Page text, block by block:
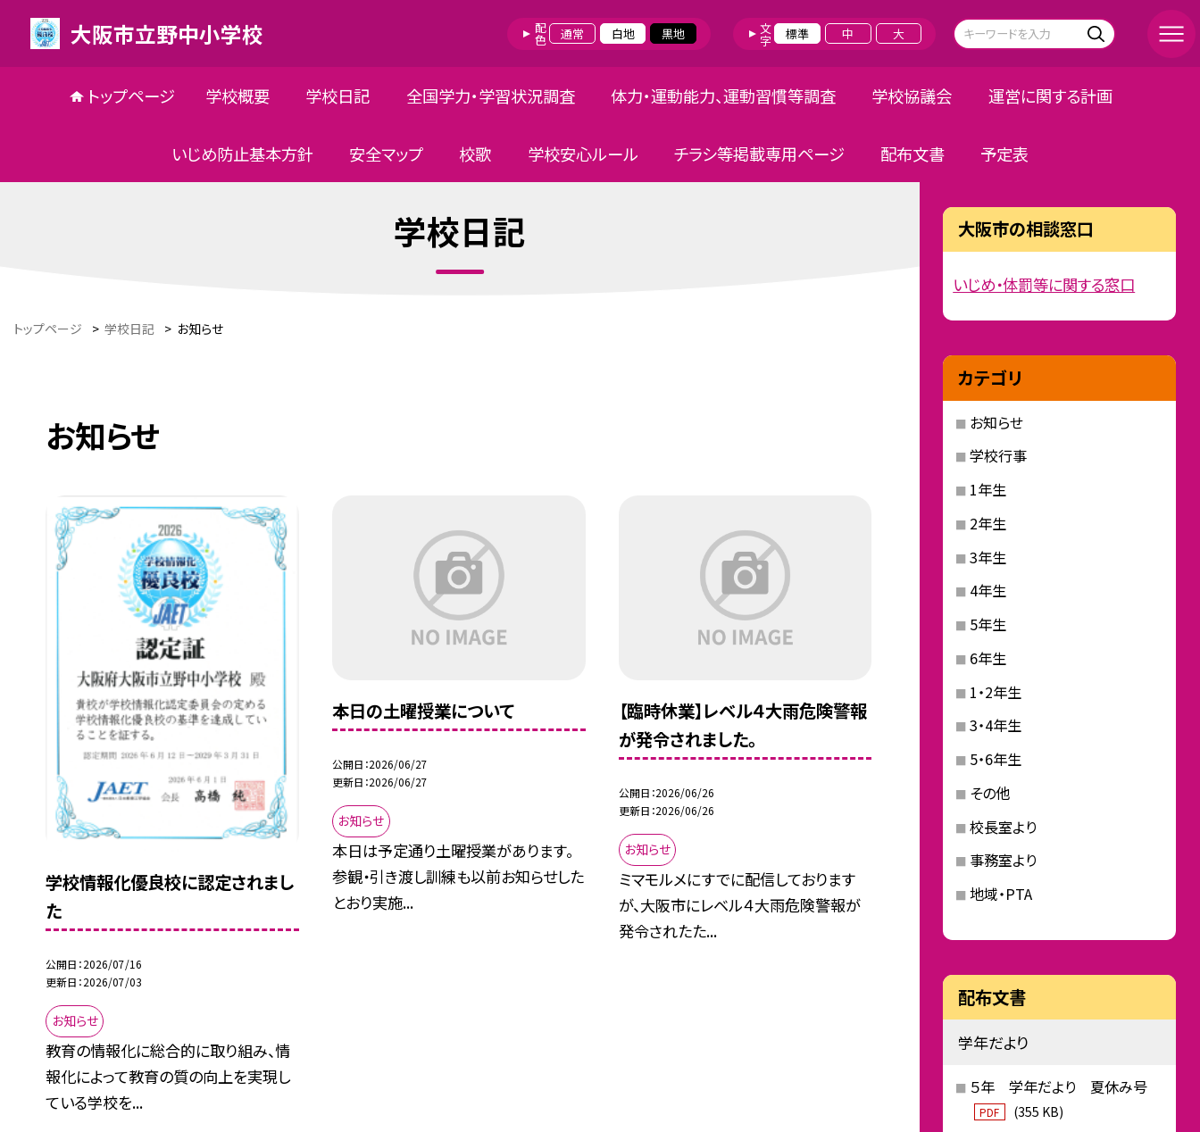
大阪市立野中小学校 配色 通常 白地 黒地 文字 標準 中 大
トップページ 学校概要 学校日記 全国学力・学習状況調査 体力・運動能力、運動習慣等調査 学校協議会 運営に関する計画
いじめ防止基本方針 安全マップ 校歌 学校安心ルール チラシ等掲載専用ページ 配布文書 予定表
学校日記
トップページ > 学校日記 > お知らせ
お知らせ
学校情報化優良校に認定されまし
た
公開日 2026/07/16
更新日 2026/07/03
お知らせ
教育の情報化に総合的に取り組み、情
報化によって教育の質の向上を実現し
ている学校を...
本日の土曜授業について
公開日 2026/06/27
更新日 2026/06/27
お知らせ
本日は予定通り土曜授業があります。
参観・引き渡し訓練も以前お知らせした
とおり実施...
【臨時休業】レベル４大雨危険警報
が発令されました。
公開日 2026/06/26
更新日 2026/06/26
お知らせ
ミマモルメにすでに配信しております
が、大阪市にレベル４大雨危険警報が
発令されたた...
大阪市の相談窓口
いじめ・体罰等に関する窓口
カテゴリ
お知らせ
学校行事
1年生
2年生
3年生
4年生
5年生
6年生
1・2年生
3・4年生
5・6年生
その他
校長室より
事務室より
地域・PTA
配布文書
学年だより
５年 学年だより 夏休み号
PDF (355 KB)